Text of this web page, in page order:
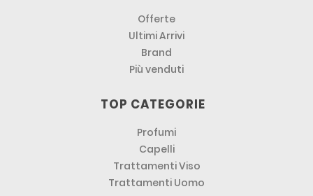
Offerte
Ultimi Arrivi
Brand
Più venduti
TOP CATEGORIE
Profumi
Capelli
Trattamenti Viso
Trattamenti Uomo